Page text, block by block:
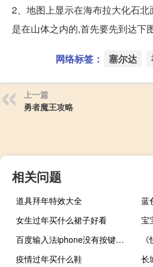
2、地图上显示在海布拉大化石
是在山体之内的,首先要先到达下
网络标签： 塞尔达
上一篇
勇者魔王攻略
相关问题
道具拜年特效大全
女生过年买什么裙子好看
宝
百度输入法iphone没有按键音（百度输入法iphone）
疫情过年买什么鞋